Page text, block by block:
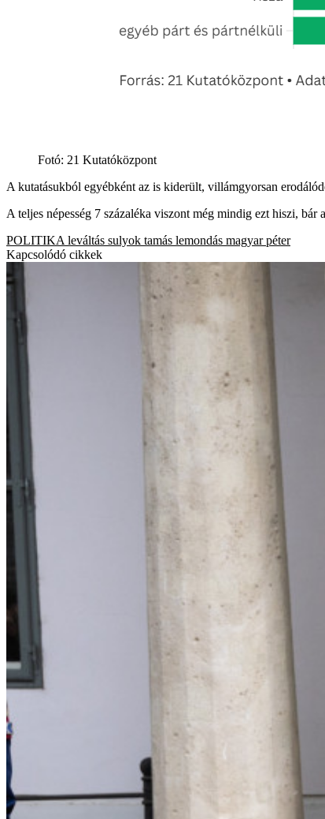
Fotó: 21 Kutatóközpont
A kutatásukból egyébként az is kiderült, villámgyorsan
A teljes népesség 7 százaléka viszont még mindig ezt hiszi, bár
POLITIKA leváltás sulyok tamás lemondás magyar péter
Kapcsolódó cikkek